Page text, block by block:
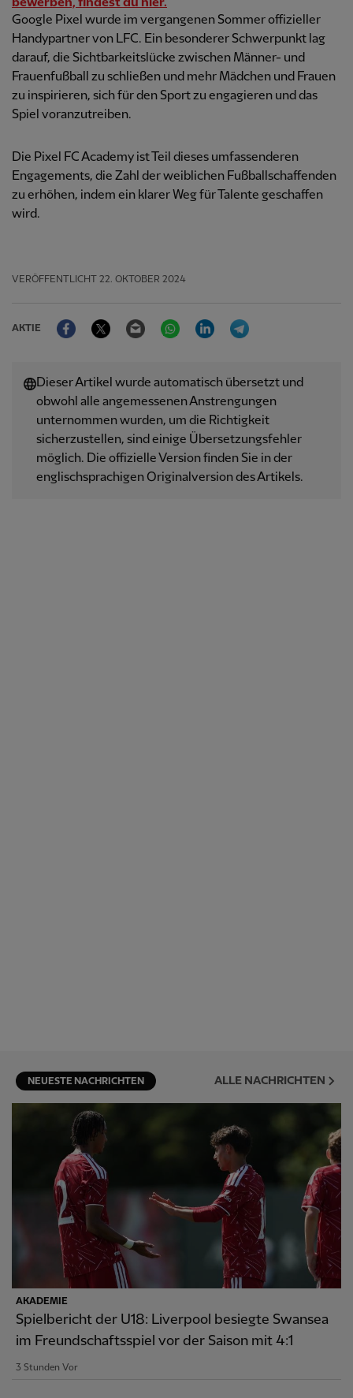
bewerben, findest du hier.
Google Pixel wurde im vergangenen Sommer offizieller
Handypartner von LFC. Ein besonderer Schwerpunkt lag
darauf, die Sichtbarkeitslücke zwischen Männer- und
Frauenfußball zu schließen und mehr Mädchen und Frauen
zu inspirieren, sich für den Sport zu engagieren und das
Spiel voranzutreiben.
Die Pixel FC Academy ist Teil dieses umfassenderen
Engagements, die Zahl der weiblichen Fußballschaffenden
zu erhöhen, indem ein klarer Weg für Talente geschaffen
wird.
VERÖFFENTLICHT 22. OKTOBER 2024
AKTIE
FacebookTwitter Email WhatsAppLinkedIn
Dieser Artikel wurde automatisch übersetzt und
obwohl alle angemessenen Anstrengungen
unternommen wurden, um die Richtigkeit
sicherzustellen, sind einige Übersetzungsfehler
möglich. Die offizielle Version finden Sie in der
englischsprachigen Originalversion des Artikels.
NEUESTE NACHRICHTEN ALLE NACHRICHTEN
AKADEMIE
Spielbericht der U18: Liverpool besiegte Swansea
im Freundschaftsspiel vor der Saison mit 4:1
3 Stunden Vor